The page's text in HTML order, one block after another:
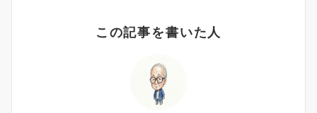
この記事を書いた人